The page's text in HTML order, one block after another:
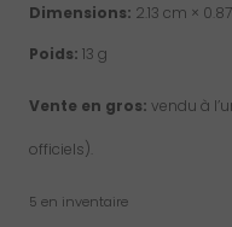
Dimensions: 2.13 cm ×
Poids: 13 g
Vente en gros: vendu à
officiels).
5 en inventaire